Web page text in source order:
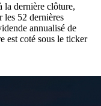
la dernière clôture,
les 52 dernières
annualisé de
est coté sous le ticker